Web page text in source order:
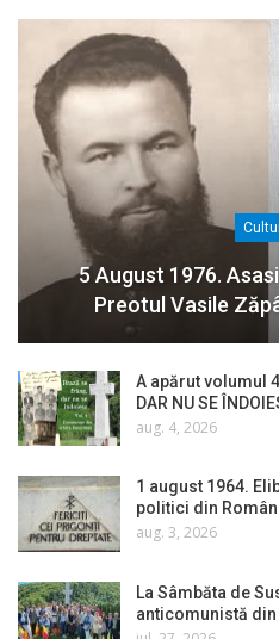
5 August 1976.
Preotul Vasile
A apărut volumul
DAR NU SE
aug. 4, 2026
1 august 1964.
politici din
aug. 3, 2026
La Sâmbăta de
anticomunistă